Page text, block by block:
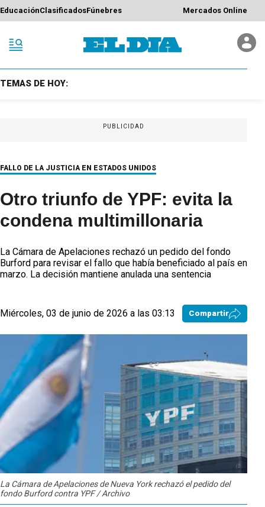
EducaciónClasificadosFúnebres Mercados Online
TEMAS DE HOY:
PUBLICIDAD
FALLO DE LA JUSTICIA EN ESTADOS UNIDOS
Otro triunfo de YPF: evita la
condena multimillonaria
La Cámara de Apelaciones rechazó un pedido del fondo
Burford para revisar el fallo que había beneficiado al país en
marzo. La decisión mantiene anulada una sentencia
Miércoles, 03 de junio de 2026 a las 03:13 Compartir
La Cámara de Apelaciones de Nueva York rechazó el pedido del
fondo Burford contra YPF / Archivo